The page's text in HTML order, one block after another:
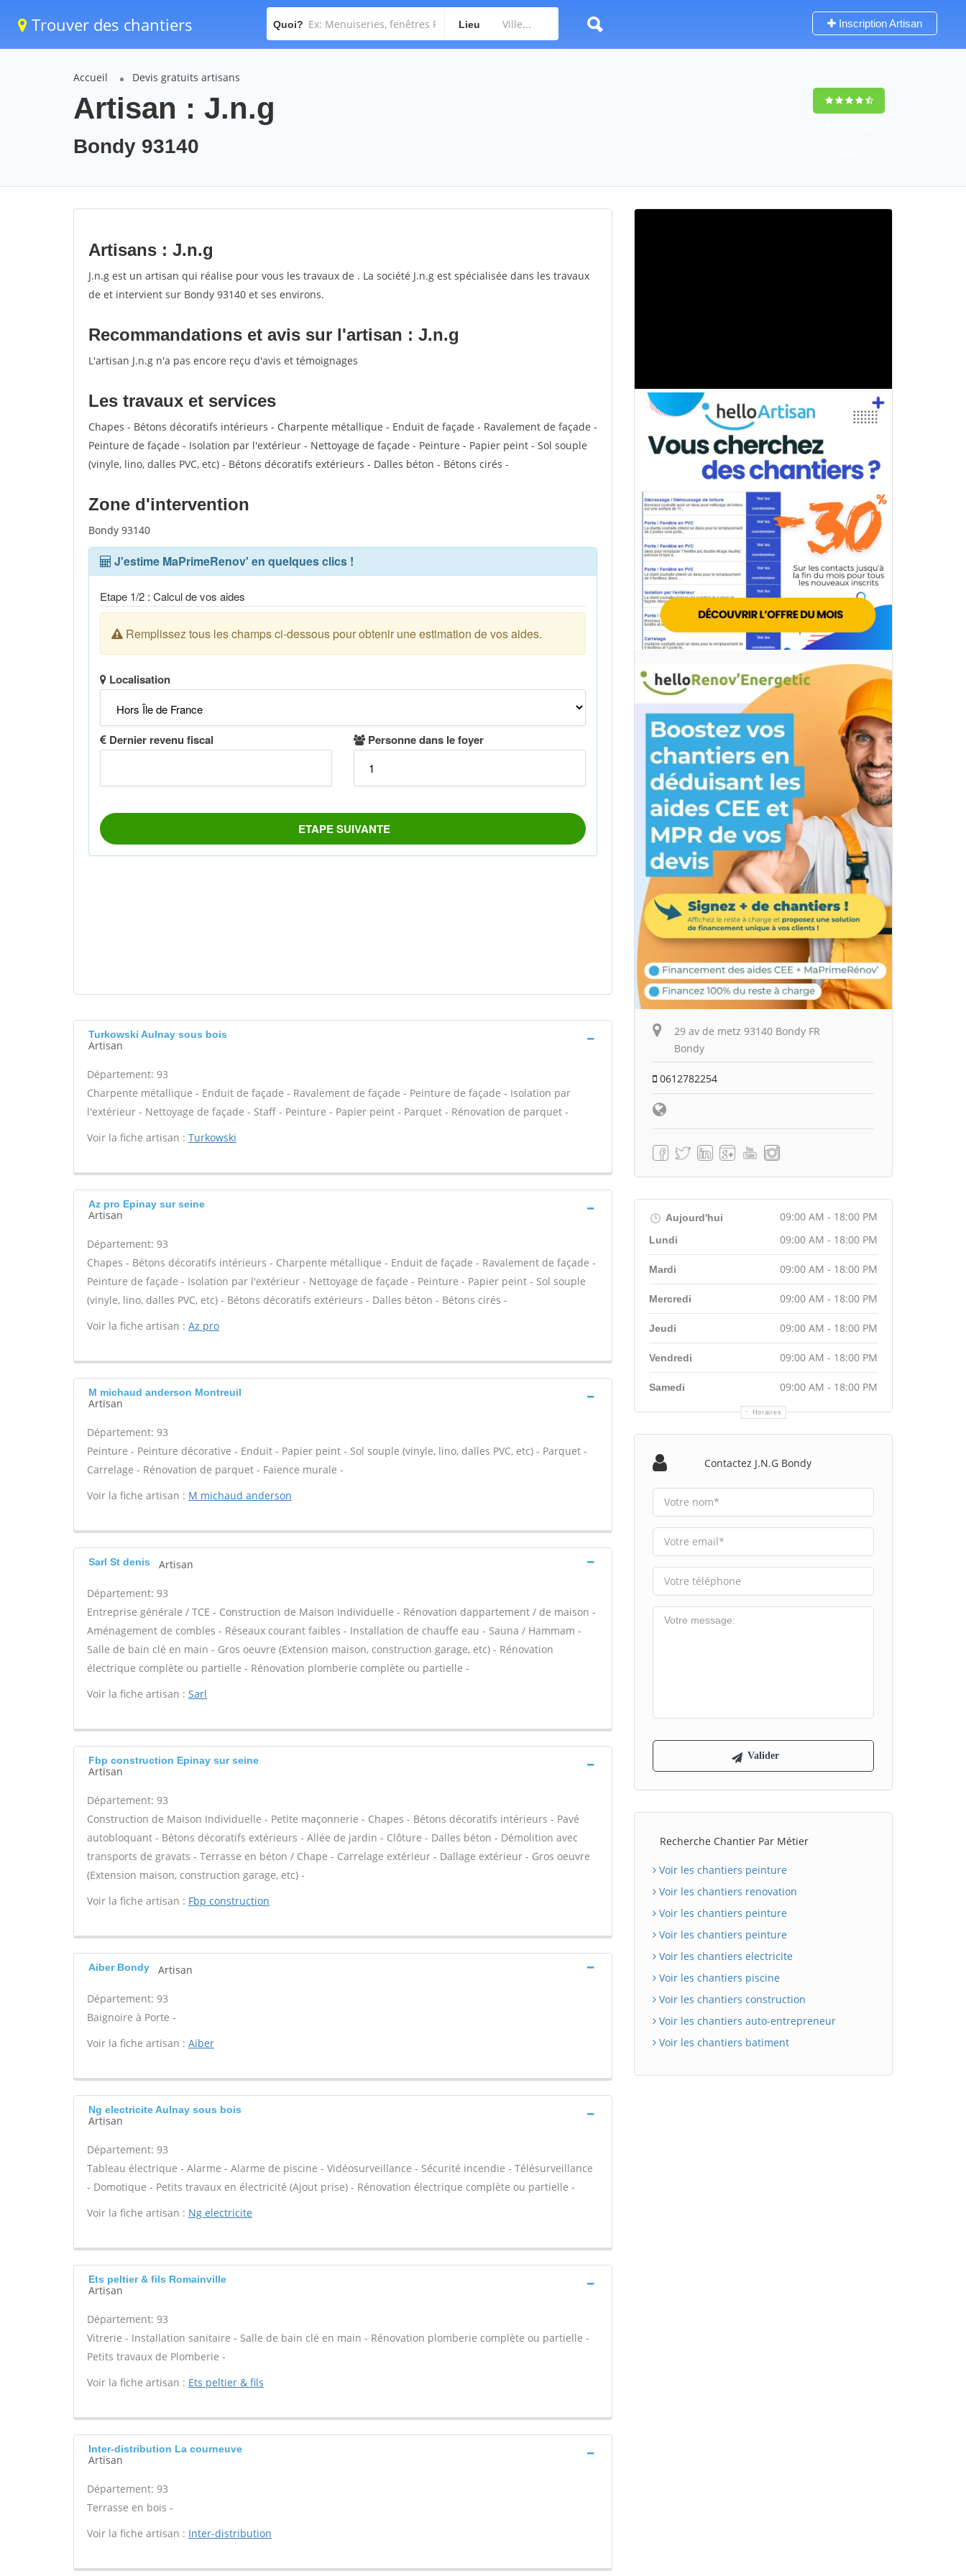
Trouver des chantiers Quoi? Lieu Inscription Artisan
Accueil Devis gratuits artisans
Artisan : J.n.g
Bondy 93140
Artisans : J.n.g
J.n.g est un artisan qui réalise pour vous les travaux de . La société J.n.g est spécialisée dans les travaux
de et intervient sur Bondy 93140 et ses environs.
Recommandations et avis sur l'artisan : J.n.g
L'artisan J.n.g n'a pas encore reçu d'avis et témoignages
Les travaux et services
Chapes - Bétons décoratifs intérieurs - Charpente métallique - Enduit de façade - Ravalement de façade -
Peinture de façade - Isolation par l'extérieur - Nettoyage de façade - Peinture - Papier peint - Sol souple
(vinyle, lino, dalles PVC, etc) - Bétons décoratifs extérieurs - Dalles béton - Bétons cirés -
Zone d'intervention
Bondy 93140
Turkowski Aulnay sous bois
Artisan
Département: 93
Charpente métallique - Enduit de façade - Ravalement de façade - Peinture de façade - Isolation par
l'extérieur - Nettoyage de façade - Staff - Peinture - Papier peint - Parquet - Rénovation de parquet -
Voir la fiche artisan : Turkowski
Az pro Epinay sur seine
Artisan
Département: 93
Chapes - Bétons décoratifs intérieurs - Charpente métallique - Enduit de façade - Ravalement de façade -
Peinture de façade - Isolation par l'extérieur - Nettoyage de façade - Peinture - Papier peint - Sol souple
(vinyle, lino, dalles PVC, etc) - Bétons décoratifs extérieurs - Dalles béton - Bétons cirés -
Voir la fiche artisan : Az pro
M michaud anderson Montreuil
Artisan
Département: 93
Peinture - Peinture décorative - Enduit - Papier peint - Sol souple (vinyle, lino, dalles PVC, etc) - Parquet -
Carrelage - Rénovation de parquet - Faïence murale -
Voir la fiche artisan : M michaud anderson
Sarl St denis Artisan
Département: 93
Entreprise générale / TCE - Construction de Maison Individuelle - Rénovation dappartement / de maison -
Aménagement de combles - Réseaux courant faibles - Installation de chauffe eau - Sauna / Hammam -
Salle de bain clé en main - Gros oeuvre (Extension maison, construction garage, etc) - Rénovation
électrique complète ou partielle - Rénovation plomberie complète ou partielle -
Voir la fiche artisan : Sarl
Fbp construction Epinay sur seine
Artisan
Département: 93
Construction de Maison Individuelle - Petite maçonnerie - Chapes - Bétons décoratifs intérieurs - Pavé
autobloquant - Bétons décoratifs extérieurs - Allée de jardin - Clôture - Dalles béton - Démolition avec
transports de gravats - Terrasse en béton / Chape - Carrelage extérieur - Dallage extérieur - Gros oeuvre
(Extension maison, construction garage, etc) -
Voir la fiche artisan : Fbp construction
Aiber Bondy Artisan
Département: 93
Baignoire à Porte -
Voir la fiche artisan : Aiber
Ng electricite Aulnay sous bois
Artisan
Département: 93
Tableau électrique - Alarme - Alarme de piscine - Vidéosurveillance - Sécurité incendie - Télésurveillance
- Domotique - Petits travaux en électricité (Ajout prise) - Rénovation électrique complète ou partielle -
Voir la fiche artisan : Ng electricite
Ets peltier & fils Romainville
Artisan
Département: 93
Vitrerie - Installation sanitaire - Salle de bain clé en main - Rénovation plomberie complète ou partielle -
Petits travaux de Plomberie -
Voir la fiche artisan : Ets peltier & fils
Inter-distribution La courneuve
Artisan
Département: 93
Terrasse en bois -
Voir la fiche artisan : Inter-distribution
29 av de metz 93140 Bondy FR
Bondy
0612782254
Aujourd'hui 09:00 AM - 18:00 PM
Horaires
Lundi 09:00 AM - 18:00 PM
Mardi 09:00 AM - 18:00 PM
Mercredi 09:00 AM - 18:00 PM
Jeudi 09:00 AM - 18:00 PM
Vendredi 09:00 AM - 18:00 PM
Samedi 09:00 AM - 18:00 PM
Contactez J.n.g Bondy
Recherche Chantier Par Métier
Voir les chantiers peinture
Voir les chantiers renovation
Voir les chantiers peinture
Voir les chantiers peinture
Voir les chantiers electricite
Voir les chantiers piscine
Voir les chantiers construction
Voir les chantiers auto-entrepreneur
Voir les chantiers batiment